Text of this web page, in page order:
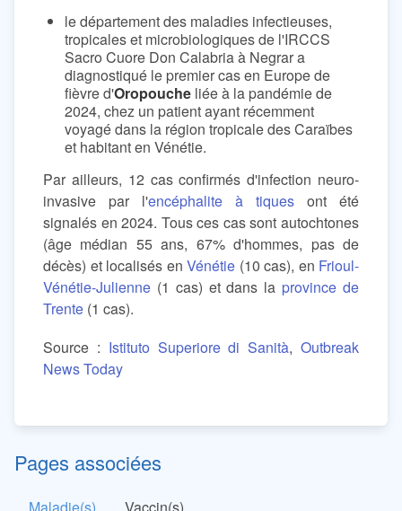
le département des maladies infectieuses,
tropicales et microbiologiques de l'IRCCS
Sacro Cuore Don Calabria à Negrar a
diagnostiqué le premier cas en Europe de
fièvre d'Oropouche liée à la pandémie de
2024, chez un patient ayant récemment
voyagé dans la région tropicale des Caraïbes
et habitant en Vénétie.
Par ailleurs, 12 cas confirmés d'infection neuro-
invasive par l'encéphalite à tiques ont été
signalés en 2024. Tous ces cas sont autochtones
(âge médian 55 ans, 67% d'hommes, pas de
décès) et localisés en Vénétie (10 cas), en Frioul-
Vénétie-Julienne (1 cas) et dans la province de
Trente (1 cas).
Source : Istituto Superiore di Sanità,Outbreak
News Today
Pages associées